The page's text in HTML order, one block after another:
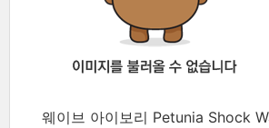
웨이브 아이보리 Petunia Shock